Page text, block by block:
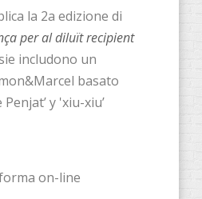
la 2a edizione di
per al diluït recipient
includono un
basato
y 'xiu-xiu’
on-line